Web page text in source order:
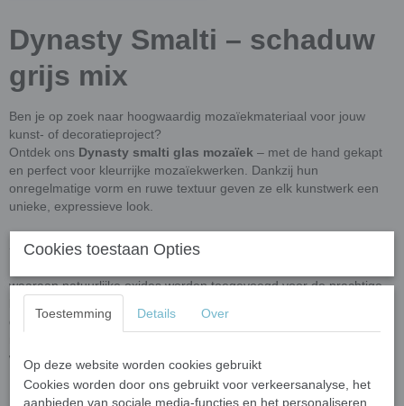
Dynasty Smalti – schaduw
grijs mix
Ben je op zoek naar hoogwaardig mozaïekmateriaal voor jouw
kunst- of decoratieproject?
Ontdek ons Dynasty smalti glas mozaïek – met de hand gekapt
en perfect voor kleurrijke mozaïekwerken. Dankzij hun
onregelmatige vorm en ruwe textuur geven ze elk kunstwerk een
unieke, expressieve look.
Afmetingen
waaraan natuurlijke oxides worden toegevoegd voor de prachtige
dikte van 10 mm. Deze pizza's (ronde schijven glas) hebben van
worden in stukjes geknipt van ongeveer
18 mm x 10 mm x 8 mm.
100 gram is goed voor een oppervlak van ongeveer 9 cm x 9 cm.
Cookies toestaan Opties
Toestemming Details Over
Op deze website worden cookies gebruikt
Cookies worden door ons gebruikt voor verkeersanalyse, het
aanbieden van sociale media-functies en het personaliseren